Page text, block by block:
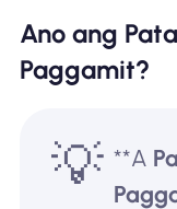
Ano ang
Paggamit?
💡 **A